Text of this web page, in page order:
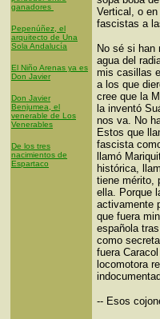
ganadores
Pepenúñez, el
arquitecto de Una
Sola Andalucía
El Niño Arenas ya es
Don Javier
Don Javier
Benjumea, el
venerable de Los
Venerables
De los tres
nacimientos de
Espartaco
Vertical, o
fascistas a
No sé si han
agua del
mis casillas
a los que
cree que la
la inventó
nos va. No
Estos que
fascista
llamó
histórica,
tiene mérito,
ella. Porque
activamente
que fuera
española
como
fuera
locomotora
-- Esos